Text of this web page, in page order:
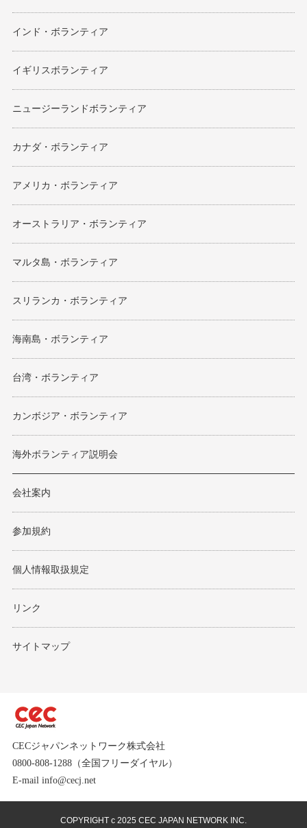
インド・ボランティア
イギリスボランティア
ニュージーランドボランティア
カナダ・ボランティア
アメリカ・ボランティア
オーストラリア・ボランティア
マルタ島・ボランティア
スリランカ・ボランティア
海南島・ボランティア
台湾・ボランティア
カンボジア・ボランティア
海外ボランティア説明会
会社案内
参加規約
個人情報取扱規定
リンク
サイトマップ
CECジャパンネットワーク株式会社
0800-808-1288（全国フリーダイヤル）
E-mail info@cecj.net
COPYRIGHT c 2025 CEC JAPAN NETWORK INC.